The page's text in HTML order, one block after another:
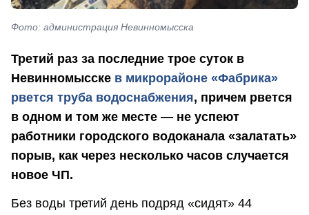
Фото: администрация Невинномысска
Третий раз за последние трое суток в
Невинномысске в микрорайоне «Фабрика»
рвется труба водоснабжения, причем рвется
в одном и том же месте — не успеют
работники городского водоканала «залатать»
порыв, как через несколько часов случается
новое ЧП.
Без воды третий день подряд «сидят» 44